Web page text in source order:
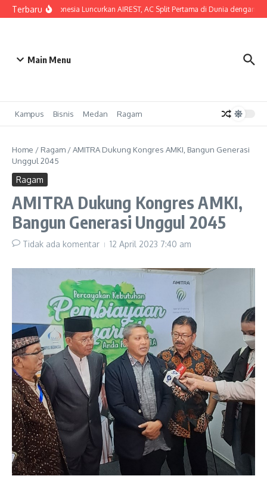
Lewati ke konten
Terbaru
SHARP Indonesia Luncurkan AIREST, AC Split Pertama di Dunia dengan
Main Menu
Kampus Bisnis Medan Ragam
Home / Ragam /AMITRA Dukung Kongres AMKI, Bangun Generasi
Unggul 2045
Ragam
AMITRA Dukung Kongres AMKI,
Bangun Generasi Unggul 2045
Tidak ada komentar 12 April 2023 7:40 am